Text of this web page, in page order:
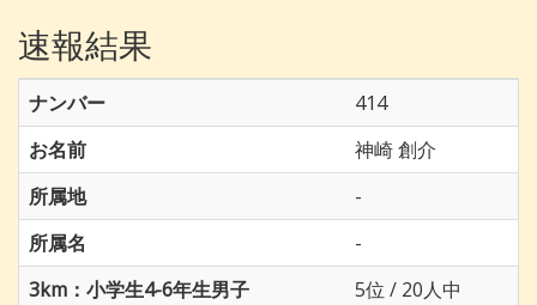
速報結果
ナンバー
414
お名前
神崎 創介
所属地
-
所属名
-
3km：小学生4-6年生男子
5位 / 20人中